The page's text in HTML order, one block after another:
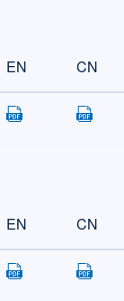
EN CN
EN CN